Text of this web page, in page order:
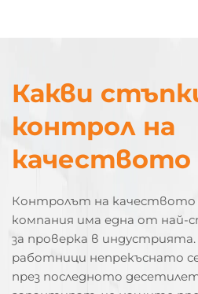
Какви
контрол на
качеството
Контролът на качеството
компания има една от най-
за проверка в
работници непрекъснато
през последното